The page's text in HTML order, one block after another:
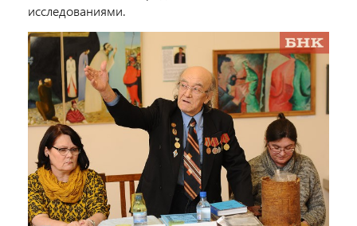
исследованиями.